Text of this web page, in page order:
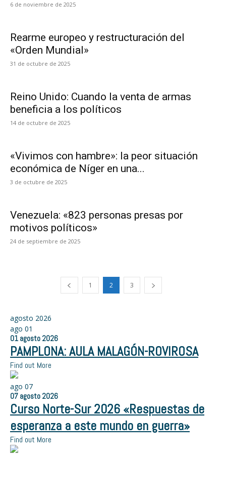
6 de noviembre de 2025
Rearme europeo y restructuración del
«Orden Mundial»
31 de octubre de 2025
Reino Unido: Cuando la venta de armas
beneficia a los políticos
14 de octubre de 2025
«Vivimos con hambre»: la peor situación
económica de Níger en una...
3 de octubre de 2025
Venezuela: «823 personas presas por
motivos políticos»
24 de septiembre de 2025
1 2 3
agosto 2026
ago 01
01 agosto 2026
PAMPLONA: AULA MALAGÓN-ROVIROSA
Find out More
ago 07
07 agosto 2026
Curso Norte-Sur 2026 «Respuestas de
esperanza a este mundo en guerra»
Find out More